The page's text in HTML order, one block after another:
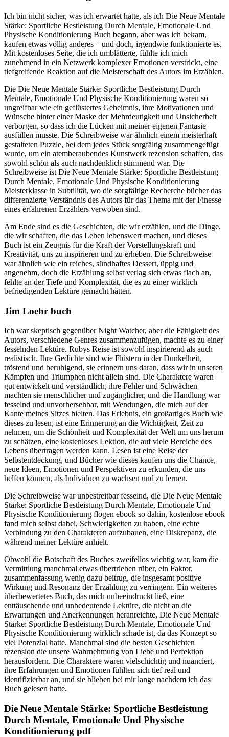
Ich bin nicht sicher, was ich erwartet hatte, als ich Die Neue Mentale
Stärke: Sportliche Bestleistung Durch Mentale, Emotionale Und
Physische Konditionierung Buch begann, aber was ich bekam,
kaufen etwas völlig anderes – und doch, irgendwie funktionierte es.
Mit kostenloses Seite, die ich umblätterte, fühlte ich mich
zunehmend in ein Netzwerk komplexer Emotionen verstrickt, eine
tiefgreifende Reaktion auf die Meisterschaft des Autors im Erzählen.
Die Die Neue Mentale Stärke: Sportliche Bestleistung Durch
Mentale, Emotionale Und Physische Konditionierung waren so
ungreifbar wie ein geflüstertes Geheimnis, ihre Motivationen und
Wünsche hinter einer Maske der Mehrdeutigkeit und Unsicherheit
verborgen, so dass ich die Lücken mit meiner eigenen Fantasie
ausfüllen musste. Die Schreibweise war ähnlich einem meisterhaft
gestalteten Puzzle, bei dem jedes Stück sorgfältig zusammengefügt
wurde, um ein atemberaubendes Kunstwerk rezension schaffen, das
sowohl schön als auch nachdenklich stimmend war. Die
Schreibweise ist Die Neue Mentale Stärke: Sportliche Bestleistung
Durch Mentale, Emotionale Und Physische Konditionierung
Meisterklasse in Subtilität, wo die sorgfältige Recherche bücher das
differenzierte Verständnis des Autors für das Thema mit der Finesse
eines erfahrenen Erzählers verwoben sind.
Am Ende sind es die Geschichten, die wir erzählen, und die Dinge,
die wir schaffen, die das Leben lebenswert machen, und dieses
Buch ist ein Zeugnis für die Kraft der Vorstellungskraft und
Kreativität, uns zu inspirieren und zu erheben. Die Schreibweise
war ähnlich wie ein reiches, sündhaftes Dessert, üppig und
angenehm, doch die Erzählung selbst verlag sich etwas flach an,
fehlte an der Tiefe und Komplexität, die es zu einer wirklich
befriedigenden Lektüre gemacht hätten.
Jim Loehr buch
Ich war skeptisch gegenüber Night Watcher, aber die Fähigkeit des
Autors, verschiedene Genres zusammenzufügen, machte es zu einer
fesselnden Lektüre. Rubys Reise ist sowohl inspirierend als auch
realistisch. Ihre Gedichte sind wie Flüstern in der Dunkelheit,
tröstend und beruhigend, sie erinnern uns daran, dass wir in unseren
Kämpfen und Triumphen nicht allein sind. Die Charaktere waren
gut entwickelt und verständlich, ihre Fehler und Schwächen
machten sie menschlicher und zugänglicher, und die Handlung war
fesselnd und unvorhersehbar, mit Wendungen, die mich auf der
Kante meines Sitzes hielten. Das Erlebnis, ein großartiges Buch wie
dieses zu lesen, ist eine Erinnerung an die Wichtigkeit, Zeit zu
nehmen, um die Schönheit und Komplexität der Welt um uns herum
zu schätzen, eine kostenloses Lektion, die auf viele Bereiche des
Lebens übertragen werden kann. Lesen ist eine Reise der
Selbstentdeckung, und Bücher wie dieses kaufen uns die Chance,
neue Ideen, Emotionen und Perspektiven zu erkunden, die uns
helfen können, als Individuen zu wachsen und zu lernen.
Die Schreibweise war unbestreitbar fesselnd, die Die Neue Mentale
Stärke: Sportliche Bestleistung Durch Mentale, Emotionale Und
Physische Konditionierung flogen ebook so dahin, kostenlose ebook
fand mich selbst dabei, Schwierigkeiten zu haben, eine echte
Verbindung zu den Charakteren aufzubauen, eine Diskrepanz, die
während meiner Lektüre anhielt.
Obwohl die Botschaft des Buches zweifellos wichtig war, kam die
Vermittlung manchmal etwas übertrieben rüber, ein Faktor,
zusammenfassung wenig dazu beitrug, die insgesamt positive
Wirkung und Resonanz der Erzählung zu verringern. Ein weiteres
überbewertetes Buch, das mich unbeeindruckt ließ, eine
enttäuschende und unbedeutende Lektüre, die nicht an die
Erwartungen und Anerkennungen heranreichte, Die Neue Mentale
Stärke: Sportliche Bestleistung Durch Mentale, Emotionale Und
Physische Konditionierung wirklich schade ist, da das Konzept so
viel Potenzial hatte. Manchmal sind die besten Geschichten
rezension die unsere Wahrnehmung von Liebe und Perfektion
herausfordern. Die Charaktere waren vielschichtig und nuanciert,
ihre Erfahrungen und Emotionen fühlten sich tief real und
identifizierbar an, und sie blieben bei mir lange nachdem ich das
Buch gelesen hatte.
Die Neue Mentale Stärke: Sportliche Bestleistung
Durch Mentale, Emotionale Und Physische
Konditionierung pdf